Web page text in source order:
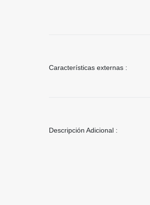
Características externas :
Descripción Adicional :